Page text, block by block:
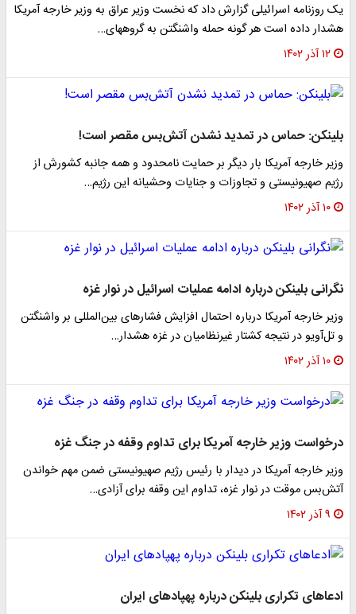
روزنامه اسرائیلی گزارش داد که نخست وزیر عراق به وزیر خارجه آمریکا
داده است هر گونه حمله واشنگتن به گروههای…
۱۲ آذر ۱۴۰۲
حماس در تمدید نشدن آتش‌بس مقصر است!
خارجه آمریکا بار دیگر بر حمایت نامحدود و همه جانبه کشورش از
صهیونیستی و تجاوزات و جنایات وحشیانه این رژیم…
۱۰ آذر ۱۴۰۲
بلینکن درباره ادامه عملیات اسرائیل در نوار غزه
خارجه آمریکا درباره احتمال افزایش فشار‌های بین‌المللی بر واشنگتن
تل‌آویو در نتیجه کشتار غیرنظامیان در غزه هشدار…
۱۰ آذر ۱۴۰۲
وزیر خارجه آمریکا برای تداوم وقفه در جنگ غزه
خارجه آمریکا در دیدار با رئیس رژیم صهیونیستی ضمن مهم خواندن
موقت در نوار غزه، تداوم این وقفه برای آزادی…
۹ آذر ۱۴۰۲
تکراری بلینکن درباره پهپادهای ایران